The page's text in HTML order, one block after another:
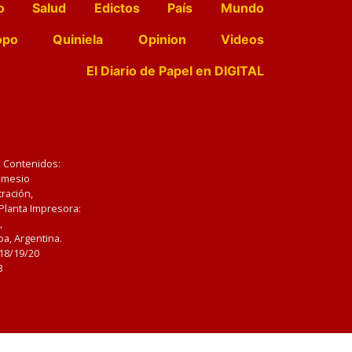
Salud Edictos País
Mundo
Quiniela Opinion
Videos
El Diario de Papel en DIGITAL
Impresora:
Argentina.
19/20